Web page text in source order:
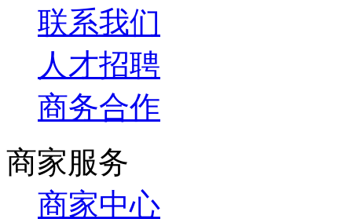
联系我们
人才招聘
商务合作
商家服务
商家中心